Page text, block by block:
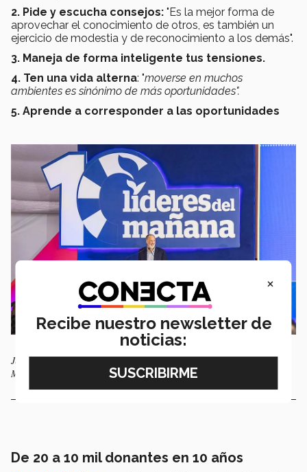
2. Pide y escucha consejos: "Es la mejor forma de
aprovechar el conocimiento de otros, es también un
ejercicio de modestia y de reconocimiento a los demás".
3. Maneja de forma inteligente tus tensiones.
4. Ten una vida alterna: "moverse en muchos
ambientes es sinónimo de más oportunidades".
5. Aprende a corresponder a las oportunidades
José Antonio Meade, padrino de la 10ma. generación de Líderes del
Mañana.
De 20 a 10 mil donantes en 10 años
×
Recibe nuestro newsletter de
noticias: